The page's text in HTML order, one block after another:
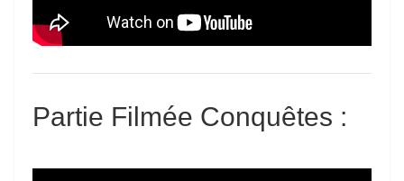
Partie Filmée Conquêtes :